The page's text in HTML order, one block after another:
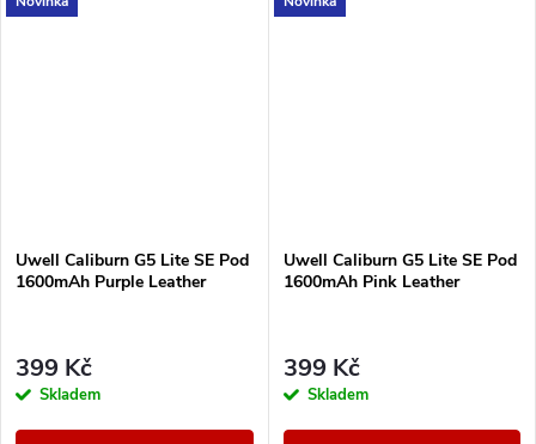
30 W. Nabízí moderní ovládání,
technologií PRO-FOCS 4.0 pro
Uwell Caliburn G5 Lite SE Pod
1600mAh Purple Leather
399 Kč
Skladem
Uwell Caliburn G5 Lite SE Pod
1600mAh Pink Leather
399 Kč
Skladem